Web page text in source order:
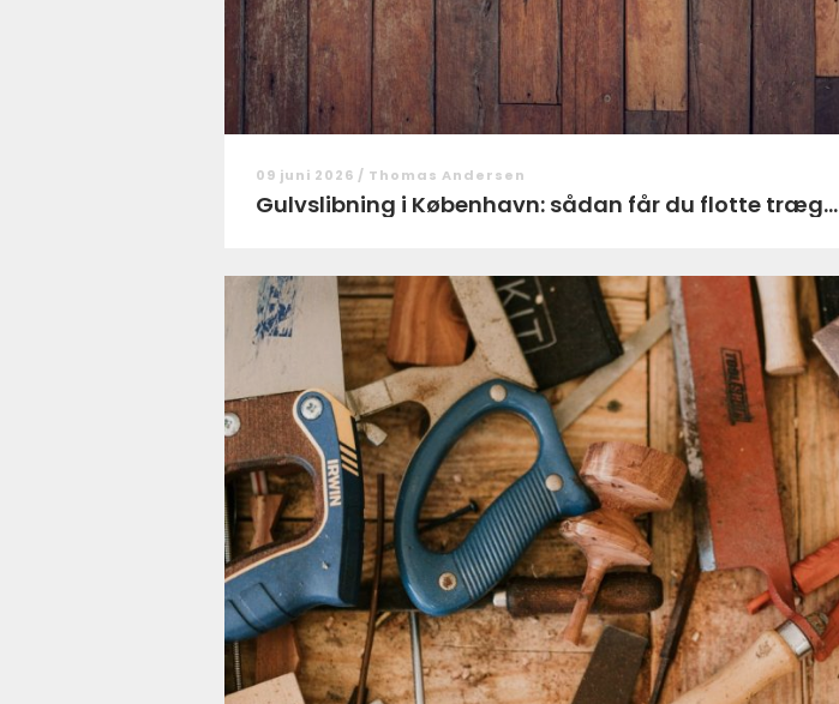
09 juni 2026 / Thomas Andersen
Gulvslibning i København: sådan får du flotte træg...